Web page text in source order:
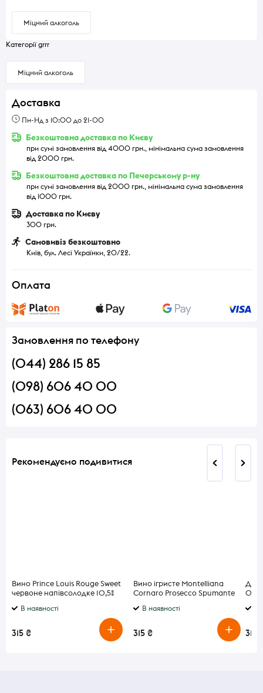
Міцний алкоголь
Категорії grrr
Міцний алкоголь
Доставка
Пн-Нд з 10:00 до 21-00
Безкоштовна доставка по Києву
при сумі замовлення від 4000 грн., мінімальна сума замовлення
від 2000 грн.
Безкоштовна доставка по Печерському р-ну
при сумі замовлення від 2000 грн., мінімальна сума замовлення
від 1000 грн.
Доставка по Києву
300 грн.
Самовивіз безкоштовно
Київ, бул. Лесі Українки, 20/22.
Оплата
Замовлення по телефону
(044) 286 15 85
(098) 606 40 00
(063) 606 40 00
Рекомендуємо подивитися
Вино Prince Louis Rouge Sweet
червоне напівсолодке 10,5%
В наявності
315 ₴
Вино ігристе Montelliana
Cornaro Prosecco Spumante
В наявності
315 ₴
0,5л
315